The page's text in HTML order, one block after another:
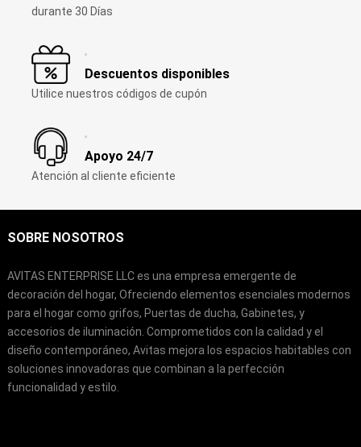
durante 30 Días
Descuentos disponibles
Utilice nuestros códigos de cupón
Apoyo 24/7
Atención al cliente eficiente
SOBRE NOSOTROS
AVITAS ENTERPRISE LLC es una empresa emergente de
decoración del hogar, Ofreciendo elementos esenciales modernos
para el hogar como grifos, Puertas de ducha, Gabinetes, y
accesorios de iluminación. Comprometidos con la calidad y el
diseño contemporáneo, Avitas mejora los espacios habitables con
soluciones innovadoras que combinan a la perfección
funcionalidad y estilo.